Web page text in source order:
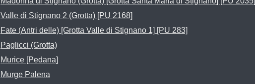
Valle di Stignano 2 (Grotta) [PU 2168]
Fate (Antri delle) [Grotta Valle di Stignano 1] [PU 283]
Paglicci (Grotta)
Murice [Pedana]
Murge Palena